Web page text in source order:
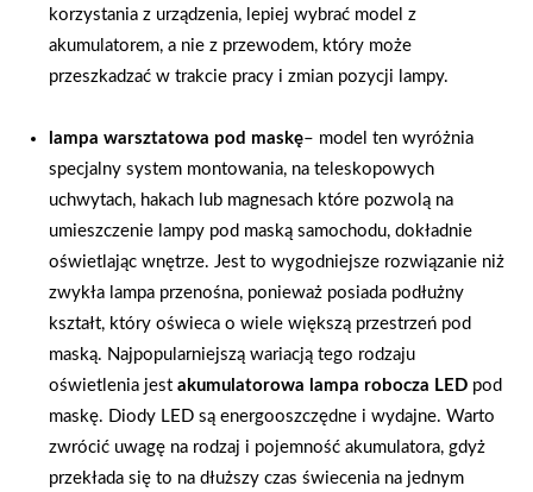
korzystania z urządzenia, lepiej wybrać model z
akumulatorem, a nie z przewodem, który może
przeszkadzać w trakcie pracy i zmian pozycji lampy.
lampa warsztatowa pod maskę– model ten wyróżnia
specjalny system montowania, na teleskopowych
uchwytach, hakach lub magnesach które pozwolą na
umieszczenie lampy pod maską samochodu, dokładnie
oświetlając wnętrze. Jest to wygodniejsze rozwiązanie niż
zwykła lampa przenośna, ponieważ posiada podłużny
kształt, który oświeca o wiele większą przestrzeń pod
maską. Najpopularniejszą wariacją tego rodzaju
oświetlenia jest akumulatorowa lampa robocza LED pod
maskę. Diody LED są energooszczędne i wydajne. Warto
zwrócić uwagę na rodzaj i pojemność akumulatora, gdyż
przekłada się to na dłuższy czas świecenia na jednym